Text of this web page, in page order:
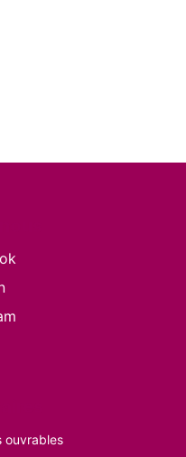
ouvrables